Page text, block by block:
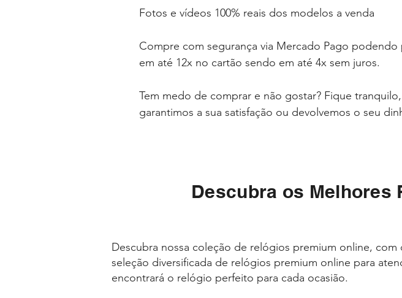
Fotos e vídeos 100% reais dos modelos a venda
Compre com segurança via Mercado Pago podendo
em até 12x no cartão sendo em até 4x sem juros.
Tem medo de comprar e não gostar? Fique tranquilo,
garantimos a sua satisfação ou devolvemos o seu
Descubra os Melhores
Descubra nossa coleção de relógios premium online,
seleção diversificada de relógios premium online para
encontrará o relógio perfeito para cada ocasião.